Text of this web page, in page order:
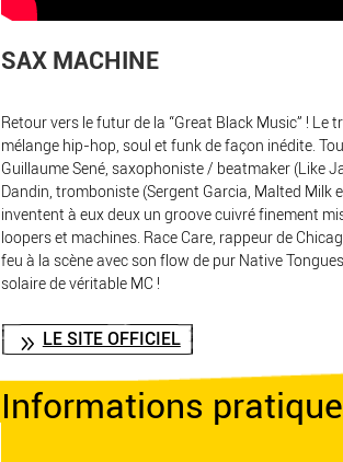
SAX MACHINE
Retour vers le futur de la “Great Black Music” ! Le
mélange hip-hop, soul et funk de façon inédite.
Guillaume Sené, saxophoniste / beatmaker (Like
Dandin, tromboniste (Sergent Garcia, Malted Milk
inventent à eux deux un groove cuivré finement
loopers et machines. Race Care, rappeur de
feu à la scène avec son flow de pur Native
solaire de véritable MC !
LE SITE OFFICIEL
Informations